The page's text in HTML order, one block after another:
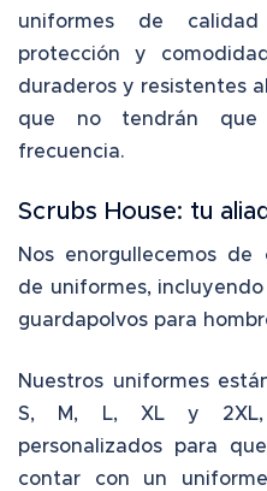
uniformes de
protección y
duraderos y resistentes
que no tendrán que
frecuencia.
Scrubs House: tu
Nos enorgullecemos
de uniformes,
guardapolvos para
Nuestros uniformes
S, M, L, XL y 2XL,
personalizados para
contar con un